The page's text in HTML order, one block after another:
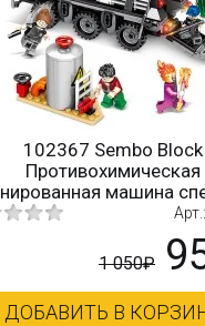
100047 Quanguan
группа SWAT 6 в 1
1
ДОБАВИТЬ В